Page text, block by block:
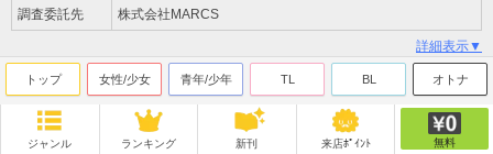
調査委託先 株式会社MARCS
詳細表示▼
トップ 女性/少女 青年/少年 TL BL オトナ
ジャンル ランキング 新刊 来店ﾎﾟｲﾝﾄ 無料